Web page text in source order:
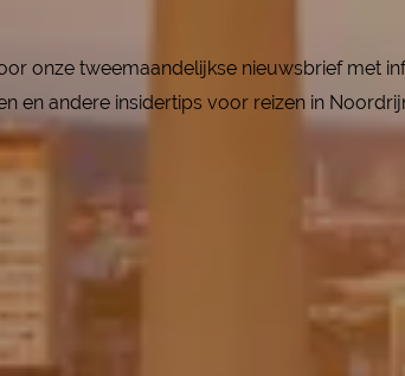
onze tweemaandelijkse nieuwsbrief met
en andere insidertips voor reizen in